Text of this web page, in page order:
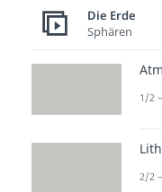
dieser
nicht
Der
Die Erde
Sphären
1/2
2/2